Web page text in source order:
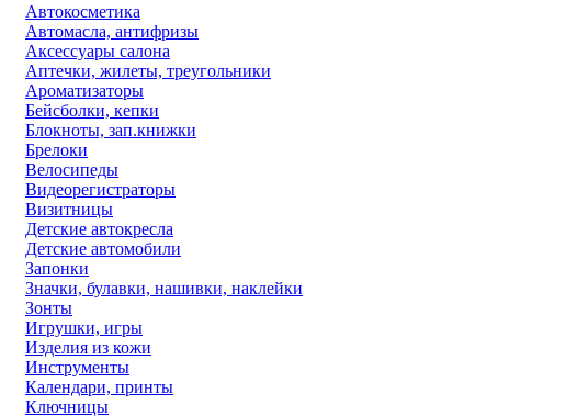
Автокосметика
Автомасла, антифризы
Аксессуары салона
Аптечки, жилеты, треугольники
Ароматизаторы
Бейсболки, кепки
Блокноты, зап.книжки
Брелоки
Велосипеды
Видеорегистраторы
Визитницы
Детские автокресла
Детские автомобили
Запонки
Значки, булавки, нашивки, наклейки
Зонты
Игрушки, игры
Изделия из кожи
Инструменты
Календари, принты
Ключницы